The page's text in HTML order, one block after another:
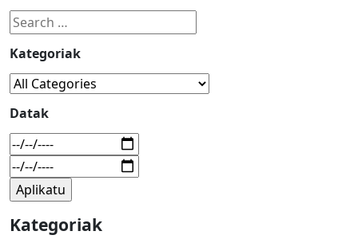
Kategoriak
Datak
Kategoriak